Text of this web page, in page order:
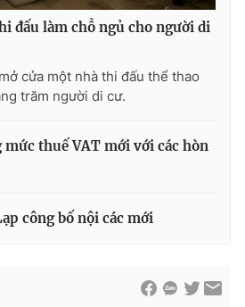
VTV Thể thao
Bất động sản
Tấm lòng Việt
đấu làm chỗ ngủ cho người di
cửa một nhà thi đấu thể thao
trăm người di cư.
mức thuế VAT mới với các hòn
công bố nội các mới